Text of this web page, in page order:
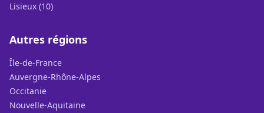
Lisieux (10)
Autres régions
Île-de-France
Auvergne-Rhône-Alpes
Occitanie
Nouvelle-Aquitaine